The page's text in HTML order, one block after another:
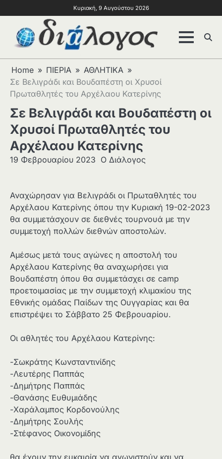
Κυριακή, 9 Αυγούστου 2026
Home ΠΙΕΡΙΑ
ΑΘΛΗΤΙΚΑ
Σε Βελιγράδι και Βουδαπέστη οι Χρυσοί
Πρωταθλητές του Αρχέλαου Κατερίνης
Σε Βελιγράδι και Βουδαπέστη οι
Χρυσοί Πρωταθλητές του
Αρχέλαου Κατερίνης
19 Φεβρουαρίου 2023 Ο Διάλογος
Αναχώρησαν για Βελιγράδι οι Πρωταθλητές του
Αρχέλαου Κατερίνης όπου την Κυριακή 19-02-2023
θα συμμετάσχουν σε διεθνές τουρνουά με την
συμμετοχή πολλών διεθνών αποστολών.
Αμέσως μετά τους αγώνες η αποστολή του
Αρχέλαου Κατερίνης θα αναχωρήσει για
Βουδαπέστη όπου θα συμμετάσχει σε camp
προετοιμασίας με την συμμετοχή κλιμακίου της
Εθνικής ομάδας Παίδων της Ουγγαρίας και θα
επιστρέψει το Σάββατο 25 Φεβρουαρίου.
Οι αθλητές του Αρχέλαου Κατερίνης:
-Σωκράτης Κωνσταντινίδης
-Λευτέρης Παππάς
-Δημήτρης Παππάς
-Θανάσης Ευθυμιάδης
-Χαράλαμπος Κορδονούλης
-Δημήτρης Σουλής
-Στέφανος Οικονομίδης